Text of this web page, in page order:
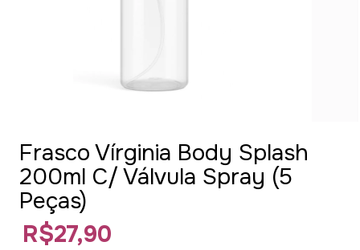
Frasco Vírginia Body Splash
200ml C/ Válvula Spray (5
Peças)
R$27,90